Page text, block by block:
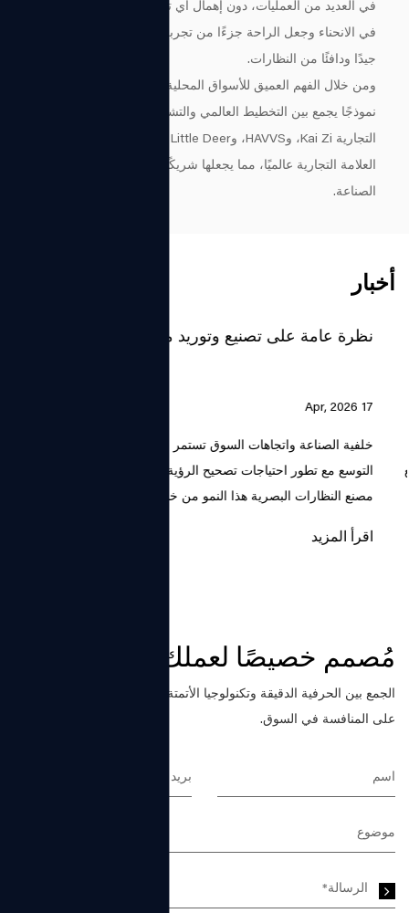
في العديد من العمليات، دون إهمال أي تفاصيل، فقط لدمج الجودة
في الانحناء وجعل الراحة جزءًا من تجربة الارتداء، مما يخلق زوجًا
جيدًا ودافئًا من النظارات.
ومن خلال الفهم العميق للأسواق المحلية والدولية، شكلت الشركة
نموذجًا يجمع بين التخطيط العالمي والتشغيل المحلي. وتشمل علاماتها
العلامة التجارية عالميًا، مما يجعلها شريكًا تعاونيًا موثوقًا به في
الصناعة.
أخبار
نظرة عامة على تصنيع وتوريد مصنع النظارات البصرية
خلفية الصناعة واتجاهات السوق تستمر صناعة النظارات البصرية في
التوسع مع تطور احتياجات تصحيح الرؤية وتفضيلات نمط الحياة معًا. يدعم
مصنع النظارات البصرية هذا النمو من خلال إنتاج...
اقرأ المزيد
مُصمم خصيصًا لعملك
الجمع بين الحرفية الدقيقة وتكنولوجيا الأتمتة، نحن نصنع نظارات قادرة
على المنافسة في السوق.